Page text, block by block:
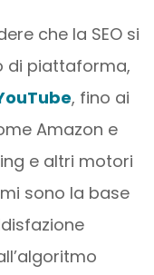
che la SEO si
di piattaforma,
, fino ai
Amazon e
e altri motori
sono la base